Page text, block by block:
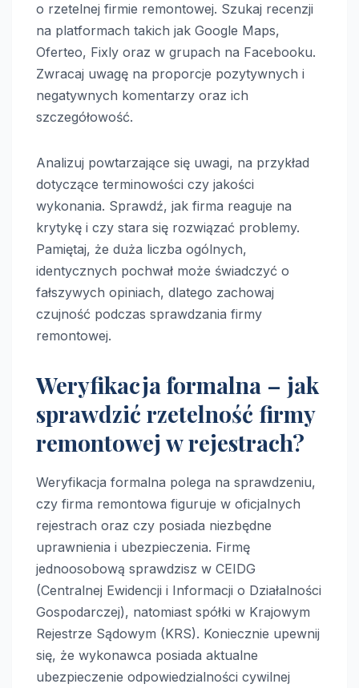
o rzetelnej firmie remontowej. Szukaj recenzji
na platformach takich jak Google Maps,
Oferteo, Fixly oraz w grupach na Facebooku.
Zwracaj uwagę na proporcje pozytywnych i
negatywnych komentarzy oraz ich
szczegółowość.
Analizuj powtarzające się uwagi, na przykład
dotyczące terminowości czy jakości
wykonania. Sprawdź, jak firma reaguje na
krytykę i czy stara się rozwiązać problemy.
Pamiętaj, że duża liczba ogólnych,
identycznych pochwał może świadczyć o
fałszywych opiniach, dlatego zachowaj
czujność podczas sprawdzania firmy
remontowej.
Weryfikacja formalna – jak
sprawdzić rzetelność firmy
remontowej w rejestrach?
Weryfikacja formalna polega na sprawdzeniu,
czy firma remontowa figuruje w oficjalnych
rejestrach oraz czy posiada niezbędne
uprawnienia i ubezpieczenia. Firmę
jednoosobową sprawdzisz w CEIDG
(Centralnej Ewidencji i Informacji o Działalności
Gospodarczej), natomiast spółki w Krajowym
Rejestrze Sądowym (KRS). Koniecznie upewnij
się, że wykonawca posiada aktualne
ubezpieczenie odpowiedzialności cywilnej